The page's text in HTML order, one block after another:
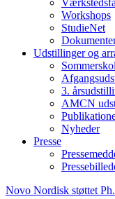
Workshops
StudieNet
Udstillinger og
3.
AMCN
Nyheder
Presse
Novo Nordisk støttet